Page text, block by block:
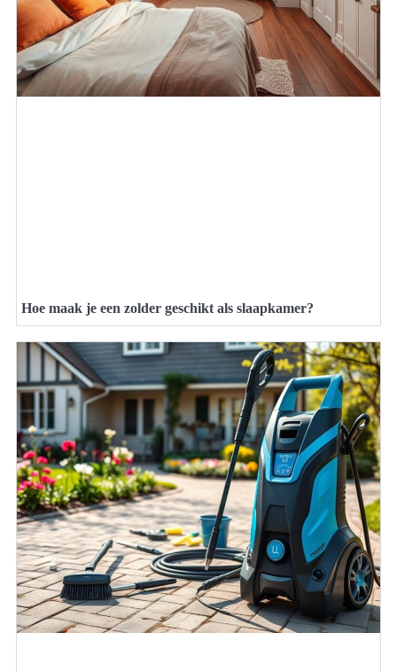
Hoe maak je een zolder geschikt als slaapkamer?